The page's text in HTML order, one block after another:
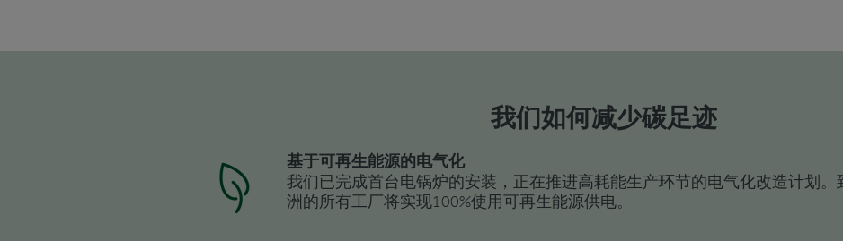
我们如何减少碳足迹
基于可再生能源的电气化
我们已完成首台电锅炉的安装，正在推进高耗能生产环节的电气化改造计划。
洲的所有工厂将实现100%使用可再生能源供电。